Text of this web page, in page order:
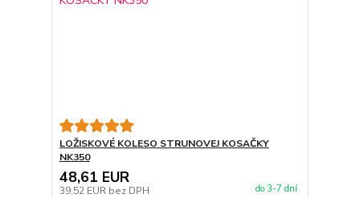
LOŽISKOVÉ KOLESO STRUNOVEJ KOSAČKY
NK350
48,61 EUR
39,52 EUR bez DPH do 3-7 dní